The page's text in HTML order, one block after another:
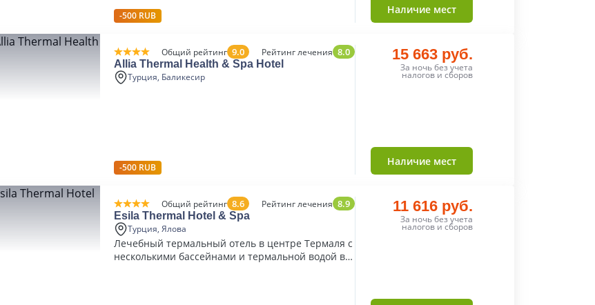
-500 RUB Наличие мест
Общий рейтинг 9.0 Рейтинг лечения 8.0
Allia Thermal Health & Spa Hotel
Турция, Баликесир
-500 RUB
15 663 руб.
За ночь без учета
налогов и сборов
Наличие мест
Общий рейтинг 8.6 Рейтинг лечения 8.9
Esila Thermal Hotel & Spa
Турция, Ялова
Лечебный термальный отель в центре Термаля с
несколькими бассейнами и термальной водой в
11 616 руб.
За ночь без учета
налогов и сборов